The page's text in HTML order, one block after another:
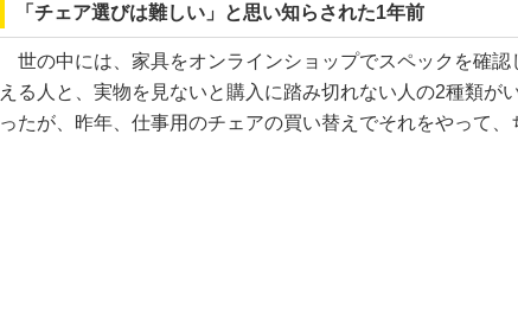
「チェア選びは難しい」と思い知らされた1年前
世の中には、家具をオンラインショップでスペックを確認
える人と、実物を見ないと購入に踏み切れない人の2種類が
ったが、昨年、仕事用のチェアの買い替えでそれをやって、